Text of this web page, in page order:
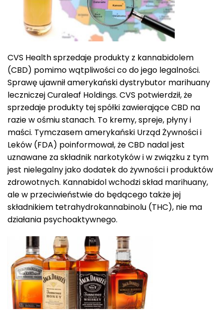
CVS Health sprzedaje produkty z kannabidolem
(CBD) pomimo wątpliwości co do jego legalności.
Sprawę ujawnił amerykański dystrybutor marihuany
leczniczej Curaleaf Holdings. CVS potwierdził, że
sprzedaje produkty tej spółki zawierające CBD na
razie w ośmiu stanach. To kremy, spreje, płyny i
maści. Tymczasem amerykański Urząd Żywności i
Leków (FDA) poinformował, że CBD nadal jest
uznawane za składnik narkotyków i w związku z tym
jest nielegalny jako dodatek do żywności i produktów
zdrowotnych. Kannabidol wchodzi skład marihuany,
ale w przeciwieństwie do będącego także jej
składnikiem tetrahydrokannabinolu (THC), nie ma
działania psychoaktywnego.